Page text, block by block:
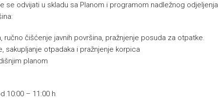
se odvijati u skladu sa Planom i programom nadležnog odjeljenja
ručno čišćenje javnih površina, pražnjenje posuda za otpatke.
sakupljanje otpadaka i pražnjenje korpica
planom
10:00 – 11:00 h